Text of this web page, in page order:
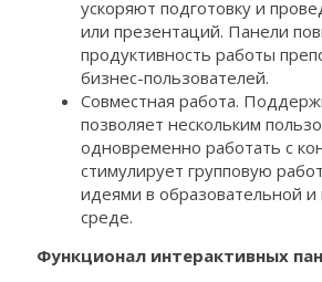
ускоряют подготовку и
или презентаций. Панели
продуктивность работы
бизнес-пользователей.
Совместная работа.
позволяет нескольким
одновременно работать с
стимулирует групповую
идеями в образовательной и
среде.
Функционал интерактивных